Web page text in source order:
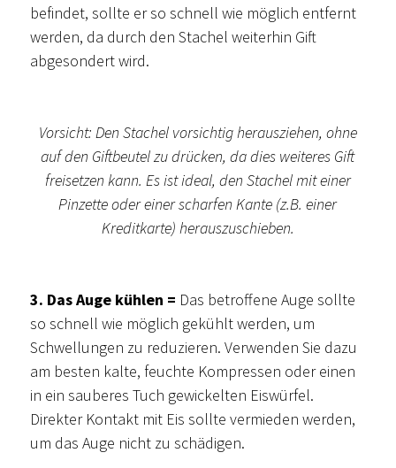
befindet, sollte er so schnell wie möglich entfernt
werden, da durch den Stachel weiterhin Gift
abgesondert wird.
Vorsicht: Den Stachel vorsichtig herausziehen, ohne
auf den Giftbeutel zu drücken, da dies weiteres Gift
freisetzen kann. Es ist ideal, den Stachel mit einer
Pinzette oder einer scharfen Kante (z.B. einer
Kreditkarte) herauszuschieben.
3. Das Auge kühlen = Das betroffene Auge sollte
so schnell wie möglich gekühlt werden, um
Schwellungen zu reduzieren. Verwenden Sie dazu
am besten kalte, feuchte Kompressen oder einen
in ein sauberes Tuch gewickelten Eiswürfel.
Direkter Kontakt mit Eis sollte vermieden werden,
um das Auge nicht zu schädigen.